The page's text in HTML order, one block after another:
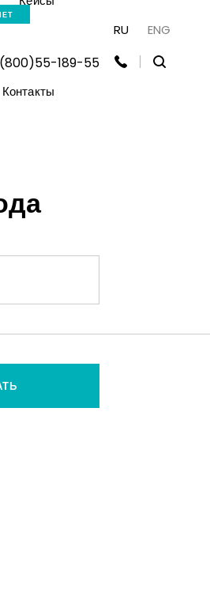
Контакты
RU ENG
189-55